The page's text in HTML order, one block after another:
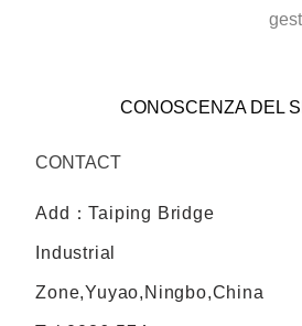
CONOSCENZA DEL
CONTACT
Add：Taiping Bridge
Industrial
Zone,Yuyao,Ningbo,China